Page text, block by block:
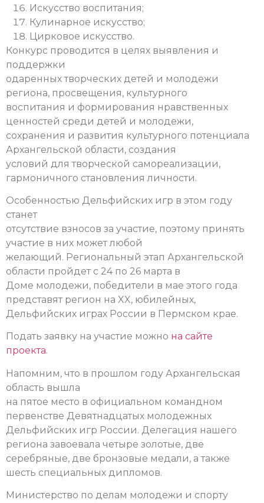
Искусство воспитания;
Кулинарное искусство;
Цирковое искусство.
Конкурс проводится в целях выявления и
поддержки
одаренных творческих детей и молодежи
региона, просвещения, культурного
воспитания и формирования нравственных
ценностей среди детей и молодежи,
сохранения и развития культурного потенциала
Архангельской области, создания
условий для творческой самореализации,
гармоничного становления личности.
Особенностью Дельфийских игр в этом году
станет
отсутствие взносов за участие, поэтому принять
участие в них может любой
желающий. Региональный этап Архангельской
области пройдет с 24 по 26 марта в
Доме молодежи, победители в мае этого года
представят регион на XX, юбилейных,
Дельфийских играх России в Пермском крае.
Подать заявку на участие можно на сайте
проекта.
Напомним, что в прошлом году Архангельская
область вышла
на пятое место в официальном командном
первенстве Девятнадцатых молодежных
Дельфийских игр России. Делегация нашего
региона завоевала четыре золотые, две
серебряные, две бронзовые медали, а также
шесть специальных дипломов.
Министерство по делам молодежи и спорту